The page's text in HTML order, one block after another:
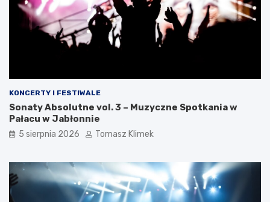
KONCERTY I FESTIWALE
Sonaty Absolutne vol. 3 – Muzyczne Spotkania w
Pałacu w Jabłonnie
5 sierpnia 2026 Tomasz Klimek